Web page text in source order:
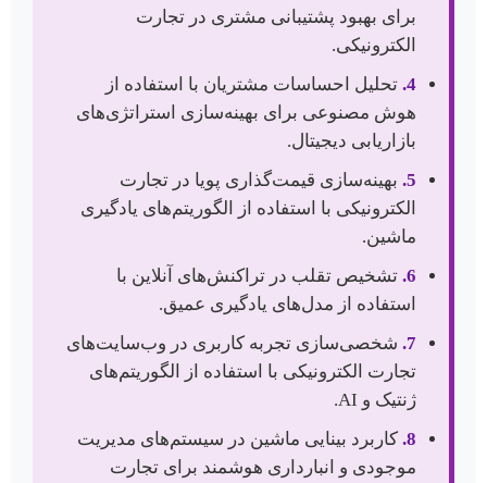
برای بهبود پشتیبانی مشتری در تجارت
الکترونیکی.
4. تحلیل احساسات مشتریان با استفاده از
هوش مصنوعی برای بهینه‌سازی استراتژی‌های
بازاریابی دیجیتال.
5. بهینه‌سازی قیمت‌گذاری پویا در تجارت
الکترونیکی با استفاده از الگوریتم‌های یادگیری
ماشین.
6. تشخیص تقلب در تراکنش‌های آنلاین با
استفاده از مدل‌های یادگیری عمیق.
7. شخصی‌سازی تجربه کاربری در وب‌سایت‌های
تجارت الکترونیکی با استفاده از الگوریتم‌های
ژنتیک و AI.
8. کاربرد بینایی ماشین در سیستم‌های مدیریت
موجودی و انبارداری هوشمند برای تجارت